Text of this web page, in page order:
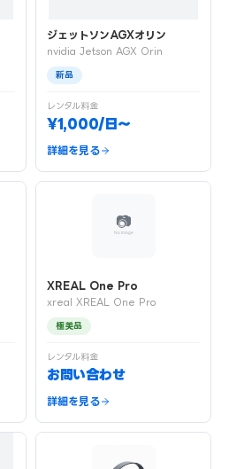
ジェットソンAGXオリン
nvidia Jetson AGX Orin
新品
レンタル料金
¥1,000/日〜
詳細を見る
XREAL One Pro
xreal XREAL One Pro
極美品
レンタル料金
お問い合わせ
詳細を見る